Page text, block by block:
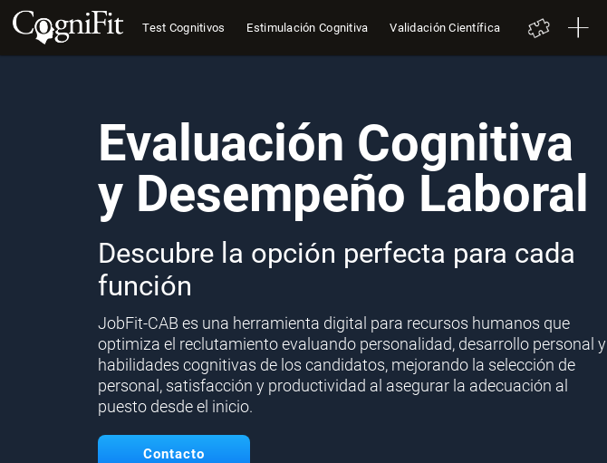
Test Cognitivos Estimulación Cognitiva Validación Científica
Evaluación Cognitiva
y Desempeño Laboral
Descubre la opción perfecta para cada
función
JobFit-CAB es una herramienta digital para recursos humanos que
optimiza el reclutamiento evaluando personalidad, desarrollo personal y
habilidades cognitivas de los candidatos, mejorando la selección de
personal, satisfacción y productividad al asegurar la adecuación al
puesto desde el inicio.
Contacto